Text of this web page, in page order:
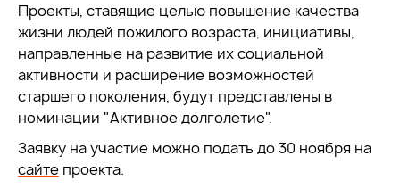
Проекты, ставящие целью повышение качества
жизни людей пожилого возраста, инициативы,
направленные на развитие их социальной
активности и расширение возможностей
старшего поколения, будут представлены в
номинации "Активное долголетие".
Заявку на участие можно подать до 30 ноября на
сайте проекта.